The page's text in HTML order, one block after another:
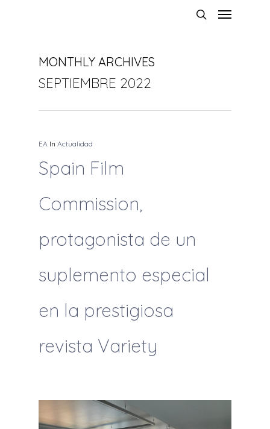
MONTHLY ARCHIVES
SEPTIEMBRE 2022
EA In Actualidad
Spain Film
Commission,
protagonista de un
suplemento especial
en la prestigiosa
revista Variety